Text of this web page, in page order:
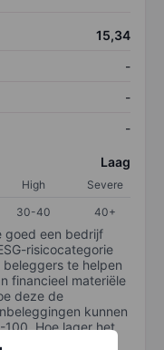
15,34
-
-
-
Laag
High
Severe
30-40 40+
goed een bedrijf
risicocategorie
te helpen
financieel materiële
deze de
kunnen
100. Hoe lager het
en 100 voor